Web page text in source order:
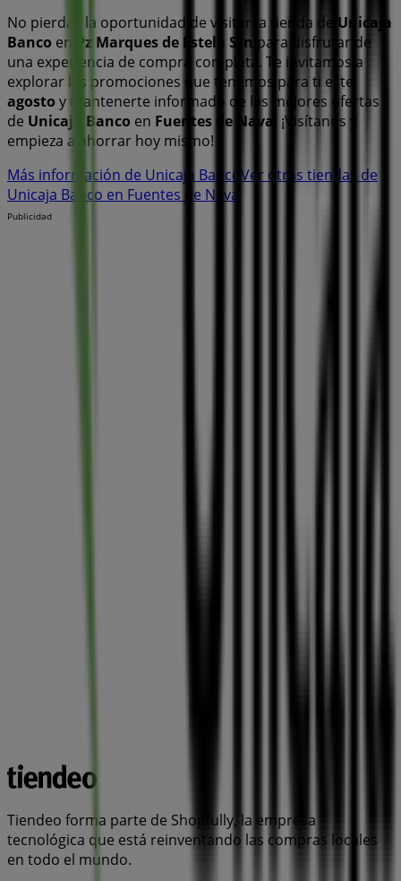
No pierdas la oportunidad de visitar la tienda de Unicaja
Banco en Pz Marques de Estela S/n para disfrutar de
una experiencia de compra completa. Te invitamos a
explorar las promociones que tenemos para ti este
agosto y mantenerte informado de las mejores ofertas
de Unicaja Banco en Fuentes de Nava . ¡Visítanos y
empieza a ahorrar hoy mismo!
Más información de Unicaja Banco Ver otras tiendas de
Unicaja Banco en Fuentes de Nava
Publicidad
Tiendeo forma parte de Shopfully, la empresa
tecnológica que está reinventando las compras locales
en todo el mundo.